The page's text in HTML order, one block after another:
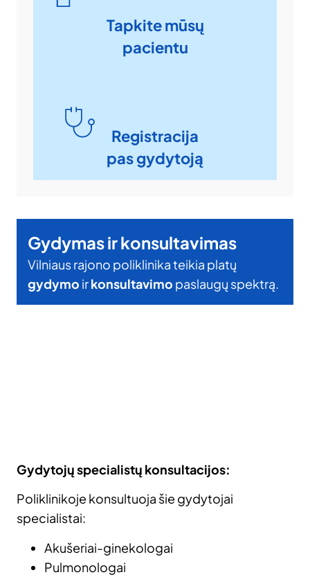
Tapkite mūsų
pacientu​
Registracija
pas gydytoją
Gydymas ir konsultavimas
Vilniaus rajono poliklinika teikia platų
gydymo irkonsultavimo paslaugų spektrą.
Gydytojų specialistų konsultacijos:
Poliklinikoje konsultuoja šie gydytojai
specialistai:​
Akušeriai-ginekologai​
Pulmonologai​